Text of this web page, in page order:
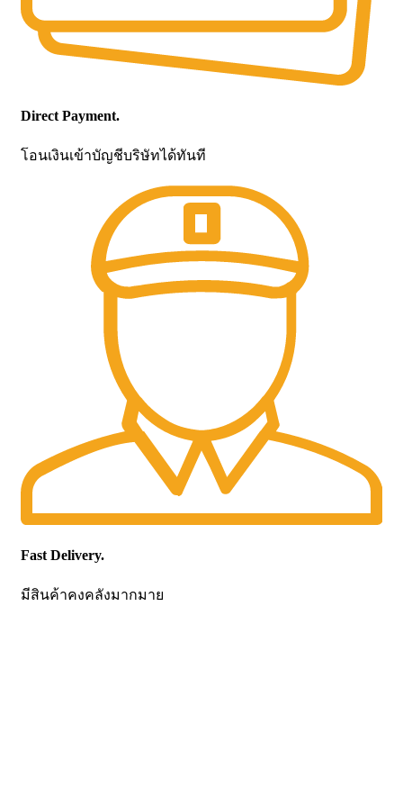
Direct Payment.
โอนเงินเข้าบัญชีบริษัทได้ทันที
Fast Delivery.
มีสินค้าคงคลังมากมาย